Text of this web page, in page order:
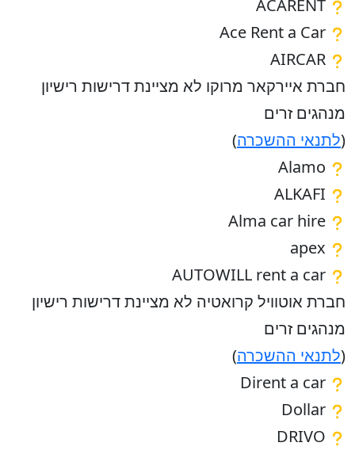
חברת איירקאר מרוקו לא מציינת דרישות רישיון
מנהגים זרים
(לתנאי ההשכרה)
חברת אוטוויל קרואטיה לא מציינת דרישות רישיון
מנהגים זרים
(לתנאי ההשכרה)